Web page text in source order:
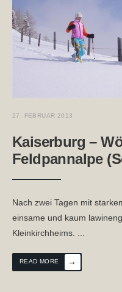
27. FEBRUAR 2013
Kaiserburg –
Feldpannalpe
Nach zwei Tagen mit
einsame und kaum
Kleinkirchheims. ...
READ MORE →